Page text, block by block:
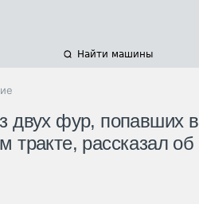
Найти машины
двух фур, попавших в
тракте, рассказал об